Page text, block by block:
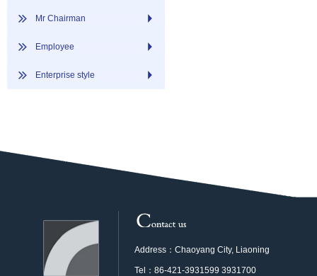
Mr Chairman
Employee
Enterprise style
Address：Chaoyang City, Liaoning
Tel：86-421-3931599 3931700